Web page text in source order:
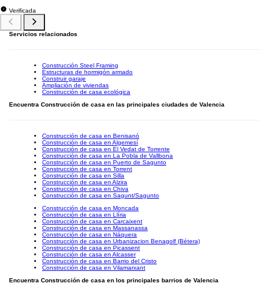
Verificada
Servicios relacionados
Construcción Steel Framing
Estructuras de hormigón armado
Construir garaje
Ampliación de viviendas
Construcción de casa ecológica
Encuentra Construcción de casa en las principales ciudades de Valencia
Construcción de casa en Benisanó
Construcción de casa en Algemesí
Construcción de casa en El Vedat de Torrente
Construcción de casa en La Pobla de Vallbona
Construcción de casa en Puerto de Sagunto
Construcción de casa en Torrent
Construcción de casa en Silla
Construcción de casa en Alzira
Construcción de casa en Chiva
Construcción de casa en Sagunt/Sagunto
Construcción de casa en Moncada
Construcción de casa en Llíria
Construcción de casa en Carcaixent
Construcción de casa en Massanassa
Construcción de casa en Náquera
Construcción de casa en Urbanizacion Benagolf (Bétera)
Construcción de casa en Picassent
Construcción de casa en Alcasser
Construcción de casa en Barrio del Cristo
Construcción de casa en Vilamarxant
Encuentra Construcción de casa en los principales barrios de Valencia